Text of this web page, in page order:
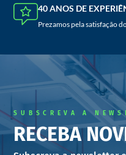
40 ANOS DE
Prezamos pela satisfação
SUBSCREVA A
RECEBA